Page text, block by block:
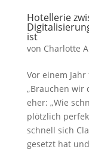
Hotellerie
ist
von Charlotte
Vor einem
„Brauchen wir
eher: „Wie
plötzlich
schnell sich
gesetzt hat